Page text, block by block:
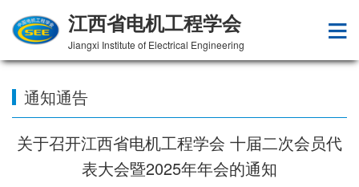
江西省电机工程学会
Jiangxi Institute of Electrical Engineering
通知通告
关于召开江西省电机工程学会 十届二次会员代
表大会暨2025年年会的通知